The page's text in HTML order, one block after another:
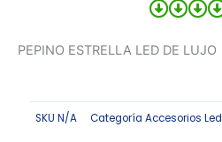
PEPINO ESTRELLA LED DE LUJO
SKU N/A Categoría Accesorios Led